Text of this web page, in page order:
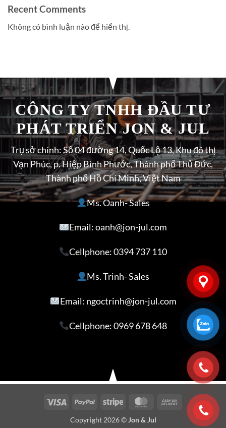
Recent Comments
Không có bình luận nào để hiển thị.
CÔNG TY TNHH ĐẦU TƯ
PHÁT TRIỂN JON & JUL
Trụ sở chính: Số 04 đường 14, Quốc Lộ 13, Khu đô thị
Vạn Phúc, p. Hiệp Bình Phước, Thành phố Thủ Đức,
Thành phố Hồ Chí Minh, Việt Nam
Ms. Oanh- Sales
Email: oanh@jon-jul.com
Cellphone:0394 737 110
Ms. Trinh- Sales
Email: ngoctrinh@jon-jul.com
Cellphone:0969 678 648
Visa PayPal Stripe MasterCardCash
On
Delivery
Copyright 2026 © Jon & Jul